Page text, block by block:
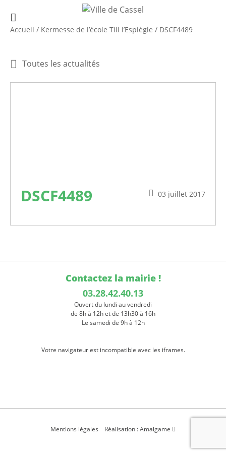
Accueil / Kermesse de l’école Till l’Espiègle / DSCF4489
Toutes les actualités
03 juillet 2017
DSCF4489
Contactez la mairie !
03.28.42.40.13
Ouvert du lundi au vendredi
de 8h à 12h et de 13h30 à 16h
Le samedi de 9h à 12h
Votre navigateur est incompatible avec les iframes.
Mentions légales Réalisation : Amalgame